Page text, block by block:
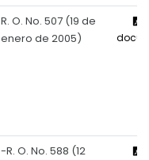
R. O. No. 507 (19 de
enero de 2005)
-R. O. No. 588 (12